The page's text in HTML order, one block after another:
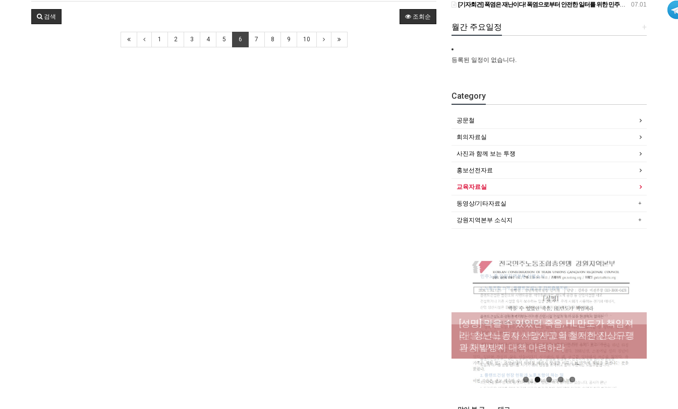
조회순
검색
1 2 3 4 5 6 7 8 9 10
07.01
[기자회견] 폭염은 재난이다! 폭염으로부터 안전한 일터를 위한 민주노총 강원지역본부 폭염감시단 선포 기자회견
+
월간 주요일정
등록된 일정이 없습니다.
Category
공문철
회의자료실
사진과 함께 보는 투쟁
홍보선전자료
교육자료실
동영상/기타자료실
강원지역본부 소식지
[성명] 막을 수 있었던 죽음, HL만도가 책임져
라 : 청년노동자 사망사고의 철저한 진상규명
과 재발방지 대책 마련하라
[산별소식] 건설산업연맹 플랜트건설노조 강
원충북지부
[강릉,속초,원주,춘천] 폭염감시단 사업 이모저
모
[조합원☆인터뷰] 서비스연맹 전국학교비정
규직노동조합 강원지부 김유미 춘천지회장
[본부소식] 강원지역 노동자 합창단 모임